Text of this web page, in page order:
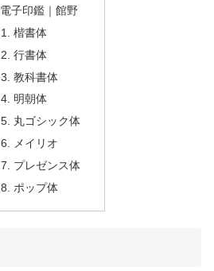
電子印鑑｜館野
楷書体
行書体
教科書体
明朝体
丸ゴシック体
メイリオ
プレゼンス体
ポップ体